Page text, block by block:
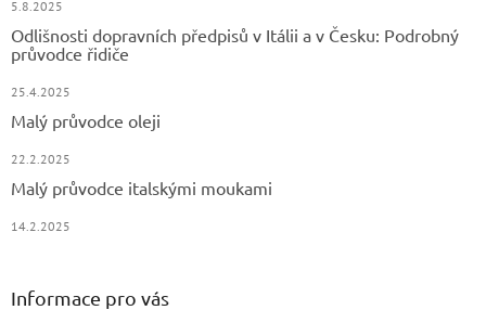
5.8.2025
Odlišnosti dopravních předpisů v Itálii a v Česku: Podrobný
průvodce řidiče
25.4.2025
Malý průvodce oleji
22.2.2025
Malý průvodce italskými moukami
14.2.2025
Informace pro vás